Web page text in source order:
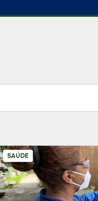
SAÚDE